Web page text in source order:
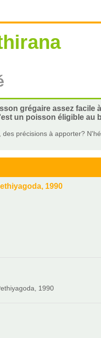
grégaire assez facile
un poisson éligible au
précisions à apporter?
1990
1990